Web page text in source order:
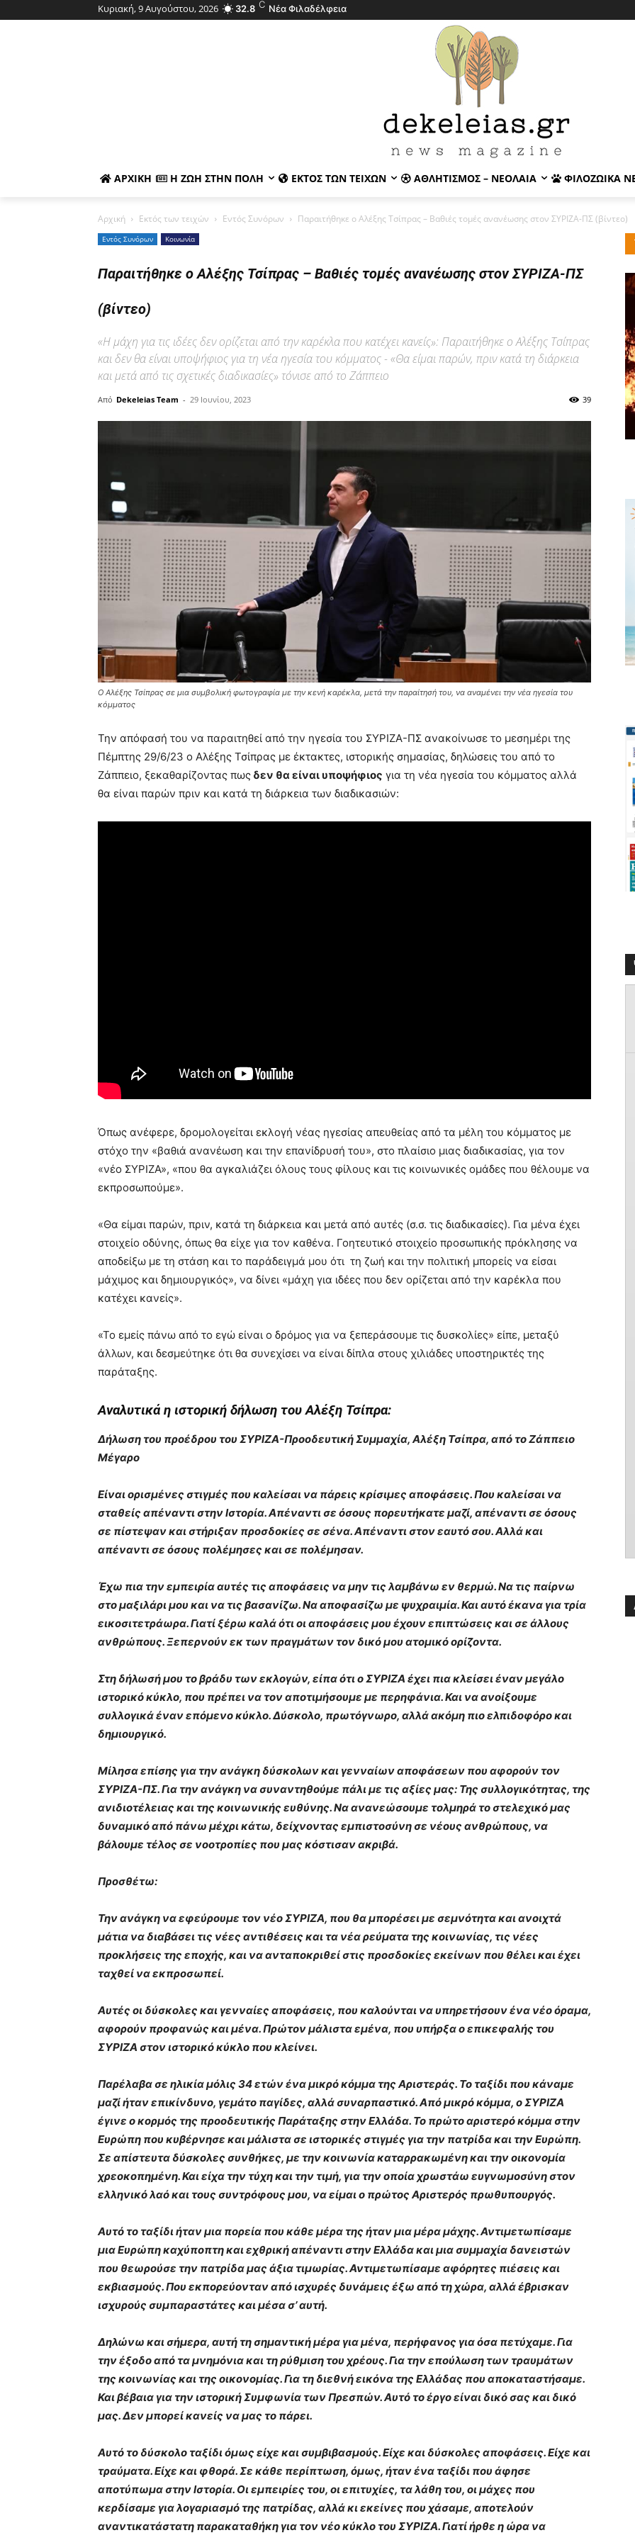
Κυριακή, 9 Αυγούστου, 2026 32.8 C Νέα Φιλαδέλφεια
ΑΡΧΙΚΉ Η ΖΩΉ ΣΤΗΝ ΠΌΛΗ ΕΚΤΌΣ ΤΩΝ ΤΕΙΧΏΝ ΑΘΛΗΤΙΣΜΌΣ – ΝΕΟΛΑΊΑ ΦΙΛΟΖΩΙΚΆ
Αρχική Εκτός των τειχών Εντός Συνόρων Παραιτήθηκε ο Αλέξης Τσίπρας – Βαθιές τομές ανανέωσης στον ΣΥΡΙΖΑ-ΠΣ (βίντεο)
Εντός Συνόρων Κοινωνία
Παραιτήθηκε ο Αλέξης Τσίπρας – Βαθιές τομές ανανέωσης στον ΣΥΡΙΖΑ-ΠΣ
(βίντεο)
«Η μάχη για τις ιδέες δεν ορίζεται από την καρέκλα που κατέχει κανείς»: Παραιτήθηκε ο Αλέξης Τσίπρας
και δεν θα είναι υποψήφιος για τη νέα ηγεσία του κόμματος - «Θα είμαι παρών, πριν κατά τη διάρκεια
και μετά από τις σχετικές διαδικασίες» τόνισε από το Ζάππειο
Από Dekeleias Team - 29 Ιουνίου, 2023 39
Ο Αλέξης Τσίπρας σε μια συμβολική φωτογραφία με την κενή καρέκλα, μετά την παραίτησή του, να αναμένει την νέα ηγεσία του
κόμματος
Την απόφασή του να παραιτηθεί από την ηγεσία του ΣΥΡΙΖΑ-ΠΣ ανακοίνωσε το μεσημέρι της
Πέμπτης 29/6/23 ο Αλέξης Τσίπρας με έκτακτες, ιστορικής σημασίας, δηλώσεις του από το
Ζάππειο, ξεκαθαρίζοντας πως δεν θα είναι υποψήφιος για τη νέα ηγεσία του κόμματος αλλά
θα είναι παρών πριν και κατά τη διάρκεια των διαδικασιών:
Όπως ανέφερε, δρομολογείται εκλογή νέας ηγεσίας απευθείας από τα μέλη του κόμματος με
στόχο την «βαθιά ανανέωση και την επανίδρυσή του», στο πλαίσιο μιας διαδικασίας, για τον
«νέο ΣΥΡΙΖΑ», «που θα αγκαλιάζει όλους τους φίλους και τις κοινωνικές ομάδες που θέλουμε να
εκπροσωπούμε».
«Θα είμαι παρών, πριν, κατά τη διάρκεια και μετά από αυτές (σ.σ. τις διαδικασίες). Για μένα έχει
στοιχείο οδύνης, όπως θα είχε για τον καθένα. Γοητευτικό στοιχείο προσωπικής πρόκλησης να
αποδείξω με τη στάση και το παράδειγμά μου ότι τη ζωή και την πολιτική μπορείς να είσαι
μάχιμος και δημιουργικός», να δίνει «μάχη για ιδέες που δεν ορίζεται από την καρέκλα που
κατέχει κανείς».
«Το εμείς πάνω από το εγώ είναι ο δρόμος για να ξεπεράσουμε τις δυσκολίες» είπε, μεταξύ
άλλων, και δεσμεύτηκε ότι θα συνεχίσει να είναι δίπλα στους χιλιάδες υποστηρικτές της
παράταξης.
Αναλυτικά η ιστορική δήλωση του Αλέξη Τσίπρα:
Δήλωση του προέδρου του ΣΥΡΙΖΑ-Προοδευτική Συμμαχία, Αλέξη Τσίπρα, από το Ζάππειο
Μέγαρο
Είναι ορισμένες στιγμές που καλείσαι να πάρεις κρίσιμες αποφάσεις. Που καλείσαι να
σταθείς απέναντι στην Ιστορία. Απέναντι σε όσους πορευτήκατε μαζί, απέναντι σε όσους
σε πίστεψαν και στήριξαν προσδοκίες σε σένα. Απέναντι στον εαυτό σου. Αλλά και
απέναντι σε όσους πολέμησες και σε πολέμησαν.
Έχω πια την εμπειρία αυτές τις αποφάσεις να μην τις λαμβάνω εν θερμώ. Να τις παίρνω
στο μαξιλάρι μου και να τις βασανίζω. Να αποφασίζω με ψυχραιμία. Και αυτό έκανα για τρία
εικοσιτετράωρα. Γιατί ξέρω καλά ότι οι αποφάσεις μου έχουν επιπτώσεις και σε άλλους
ανθρώπους. Ξεπερνούν εκ των πραγμάτων τον δικό μου ατομικό ορίζοντα.
Στη δήλωσή μου το βράδυ των εκλογών, είπα ότι ο ΣΥΡΙΖΑ έχει πια κλείσει έναν μεγάλο
ιστορικό κύκλο, που πρέπει να τον αποτιμήσουμε με περηφάνια. Και να ανοίξουμε
συλλογικά έναν επόμενο κύκλο. Δύσκολο, πρωτόγνωρο, αλλά ακόμη πιο ελπιδοφόρο και
δημιουργικό.
Μίλησα επίσης για την ανάγκη δύσκολων και γενναίων αποφάσεων που αφορούν τον
ΣΥΡΙΖΑ-ΠΣ. Για την ανάγκη να συναντηθούμε πάλι με τις αξίες μας: Της συλλογικότητας, της
ανιδιοτέλειας και της κοινωνικής ευθύνης. Να ανανεώσουμε τολμηρά το στελεχικό μας
δυναμικό από πάνω μέχρι κάτω, δείχνοντας εμπιστοσύνη σε νέους ανθρώπους, να
βάλουμε τέλος σε νοοτροπίες που μας κόστισαν ακριβά.
Προσθέτω:
Την ανάγκη να εφεύρουμε τον νέο ΣΥΡΙΖΑ, που θα μπορέσει με σεμνότητα και ανοιχτά
μάτια να διαβάσει τις νέες αντιθέσεις και τα νέα ρεύματα της κοινωνίας, τις νέες
προκλήσεις της εποχής, και να ανταποκριθεί στις προσδοκίες εκείνων που θέλει και έχει
ταχθεί να εκπροσωπεί.
Αυτές οι δύσκολες και γενναίες αποφάσεις, που καλούνται να υπηρετήσουν ένα νέο όραμα,
αφορούν προφανώς και μένα. Πρώτον μάλιστα εμένα, που υπήρξα ο επικεφαλής του
ΣΥΡΙΖΑ στον ιστορικό κύκλο που κλείνει.
Παρέλαβα σε ηλικία μόλις 34 ετών ένα μικρό κόμμα της Αριστεράς. Το ταξίδι που κάναμε
μαζί ήταν επικίνδυνο, γεμάτο παγίδες, αλλά συναρπαστικό. Από μικρό κόμμα, ο ΣΥΡΙΖΑ
έγινε ο κορμός της προοδευτικής Παράταξης στην Ελλάδα. Το πρώτο αριστερό κόμμα στην
Ευρώπη που κυβέρνησε και μάλιστα σε ιστορικές στιγμές για την πατρίδα και την Ευρώπη.
Σε απίστευτα δύσκολες συνθήκες, με την κοινωνία καταρρακωμένη και την οικονομία
χρεοκοπημένη. Και είχα την τύχη και την τιμή, για την οποία χρωστάω ευγνωμοσύνη στον
ελληνικό λαό και τους συντρόφους μου, να είμαι ο πρώτος Αριστερός πρωθυπουργός.
Αυτό το ταξίδι ήταν μια πορεία που κάθε μέρα της ήταν μια μέρα μάχης. Αντιμετωπίσαμε
μια Ευρώπη καχύποπτη και εχθρική απέναντι στην Ελλάδα και μια συμμαχία δανειστών
που θεωρούσε την πατρίδα μας άξια τιμωρίας. Αντιμετωπίσαμε αφόρητες πιέσεις και
εκβιασμούς. Που εκπορεύονταν από ισχυρές δυνάμεις έξω από τη χώρα, αλλά έβρισκαν
ισχυρούς συμπαραστάτες και μέσα σ’ αυτή.
Δηλώνω και σήμερα, αυτή τη σημαντική μέρα για μένα, περήφανος για όσα πετύχαμε. Για
την έξοδο από τα μνημόνια και τη ρύθμιση του χρέους. Για την επούλωση των τραυμάτων
της κοινωνίας και της οικονομίας. Για τη διεθνή εικόνα της Ελλάδας που αποκαταστήσαμε.
Και βέβαια για την ιστορική Συμφωνία των Πρεσπών. Αυτό το έργο είναι δικό σας και δικό
μας. Δεν μπορεί κανείς να μας το πάρει.
Αυτό το δύσκολο ταξίδι όμως είχε και συμβιβασμούς. Είχε και δύσκολες αποφάσεις. Είχε και
τραύματα. Είχε και φθορά. Σε κάθε περίπτωση, όμως, ήταν ένα ταξίδι που άφησε
αποτύπωμα στην Ιστορία. Οι εμπειρίες του, οι επιτυχίες, τα λάθη του, οι μάχες που
κερδίσαμε για λογαριασμό της πατρίδας, αλλά κι εκείνες που χάσαμε, αποτελούν
αναντικατάστατη παρακαταθήκη για τον νέο κύκλο του ΣΥΡΙΖΑ. Γιατί ήρθε η ώρα να